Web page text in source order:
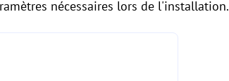
nécessaires lors de l'installation.